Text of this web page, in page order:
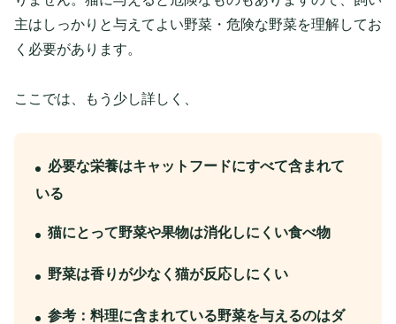
主はしっかりと与えてよい野菜・危険な野菜を理解してお
く必要があります。
ここでは、もう少し詳しく、
必要な栄養はキャットフードにすべて含まれて
いる
猫にとって野菜や果物は消化しにくい食べ物
野菜は香りが少なく猫が反応しにくい
参考：料理に含まれている野菜を与えるのはダ